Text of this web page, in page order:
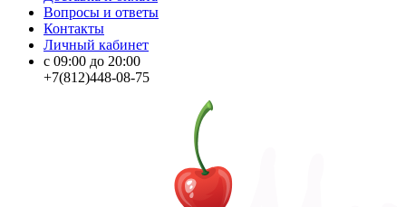
Вопросы и ответы
Контакты
Личный кабинет
с 09:00 до 20:00
+7(812)448-08-75